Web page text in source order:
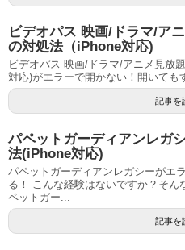
ビデオパス 映画/ドラマ/ア
の対処法（iPhone対応)
ビデオパス 映画/ドラマ/アニメ見放
対応)がエラーで開かない！開いても
記事を
パペットガーディアンレガ
法(iPhone対応)
パペットガーディアンレガシーがエ
る！ こんな経験はないですか？そ
ペットガー...
記事を